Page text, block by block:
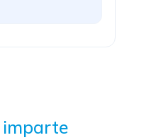
imparte